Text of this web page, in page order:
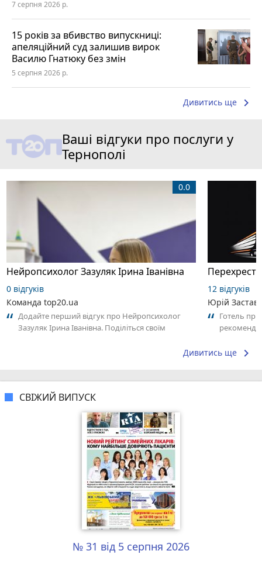
7 серпня 2026 р.
15 років за вбивство випускниці:
апеляційний суд залишив вирок
Василю Гнатюку без змін
5 серпня 2026 р.
Дивитись ще keyboard_arrow_right
Ваші відгуки про послуги у
Тернополі
Нейропсихолог Зазуляк Ірина Іванівна
0.0
0 відгуків
Команда top20.ua
Додайте перший відгук про Нейропсихолог
Зазуляк Ірина Іванівна. Поділіться своїм
12 відгуків
Юрій
Готель
Дивитись ще keyboard_arrow_right
СВІЖИЙ ВИПУСК
№ 31 від 5 серпня 2026